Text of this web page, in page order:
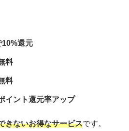
還元
料
料
イント還元率アップ
きないお得なサービスです。